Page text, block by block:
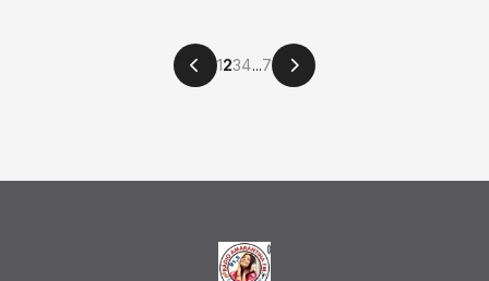
1234...7